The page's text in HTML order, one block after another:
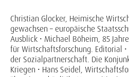
Christian Glocker, Heimische
gewachsen – europäische
Ausblick • Michael Böheim, 85
für Wirtschaftsforschung. Editorial
der Sozialpartnerschaft. Die
Kriegen • Hans Seidel,